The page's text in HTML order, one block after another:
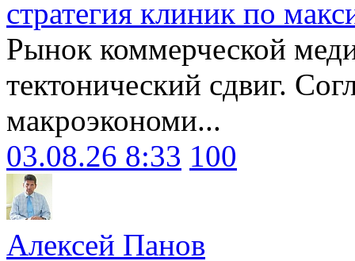
стратегия клиник по
Рынок коммерческой
тектонический сдвиг.
макроэкономи...
03.08.26 8:33 100
Алексей Панов